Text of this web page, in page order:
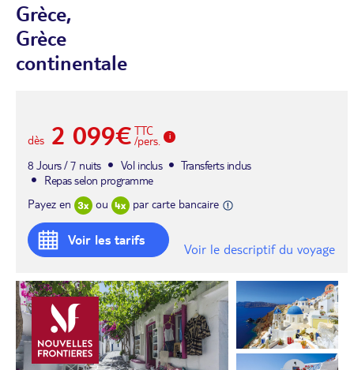
Grèce,
Grèce
continentale
dès 2 099€ TTC
/pers.
8 Jours / 7 nuits
Vol inclus
Transferts inclus
Repas selon programme
Payez en
ou par carte bancaire
Voir les tarifs
Voir le descriptif du voyage